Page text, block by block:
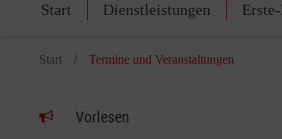
Start Dienstleistungen
Start Termine und Veranstaltungen
Vorlesen